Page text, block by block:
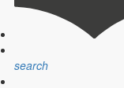
search